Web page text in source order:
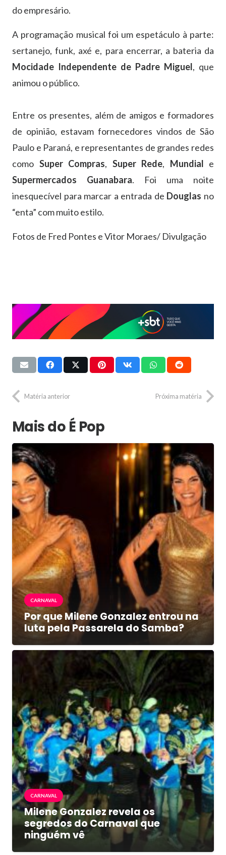
do empresário.
A programação musical foi um espetáculo à parte:
sertanejo, funk, axé e, para encerrar, a bateria da
Mocidade Independente de Padre Miguel, que
animou o público.
Entre os presentes, além de amigos e formadores
de opinião, estavam fornecedores vindos de São
Paulo e Paraná, e representantes de grandes redes
como Super Compras, Super Rede, Mundial e
Supermercados Guanabara. Foi uma noite
inesquecível para marcar a entrada de Douglas no
“enta” com muito estilo.
Fotos de Fred Pontes e Vitor Moraes/ Divulgação
Matéria anterior Próxima matéria
Mais do É Pop
CARNAVAL
Por que Milene Gonzalez entrou na
luta pela Passarela do Samba?
CARNAVAL
Milene Gonzalez revela os
segredos do Carnaval que
ninguém vê